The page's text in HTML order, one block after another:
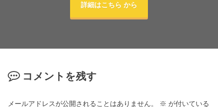
詳細はこちら から
コメントを残す
メールアドレスが公開されることはありません。 ※ が付いている